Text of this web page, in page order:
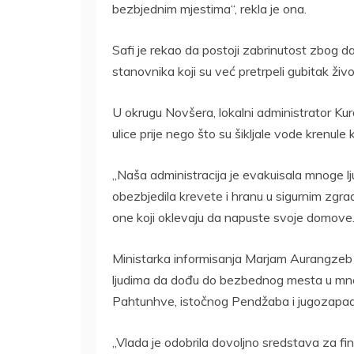
bezbjednim mjestima“, rekla je ona.
Safi je rekao da postoji zabrinutost zbog
stanovnika koji su već pretrpeli gubitak
U okrugu Novšera, lokalni administrator
ulice prije nego što su šikljale vode krenule
„Naša administracija je evakuisala
obezbjedila krevete i hranu u sigurnim
one koji oklevaju da napuste svoje
Ministarka informisanja Marjam
ljudima da dođu do bezbednog mesta u
Pahtunhve, istočnog Pendžaba i
„Vlada je odobrila dovoljno sredstava za